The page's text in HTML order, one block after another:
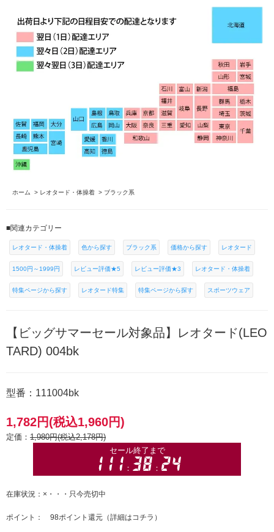
ホーム > レオタード・体操着 > ブラック系
■関連カテゴリー
レオタード・体操着 色から探す ブラック系 価格から探す レオタード
1500円～1999円 レビュー評価★5 レビュー評価★3 レオタード・体操着
特集ページから探す レオタード特集 特集ページから探す スポーツウェア
【ビッグサマーセール対象品】レオタード(LEO
TARD) 004bk
型番：111004bk
1,782円(税込1,960円)
定価： 1,980円(税込2,178円)
在庫状況：×・・・只今売切中
ポイント： 98ポイント還元（詳細はコチラ ）